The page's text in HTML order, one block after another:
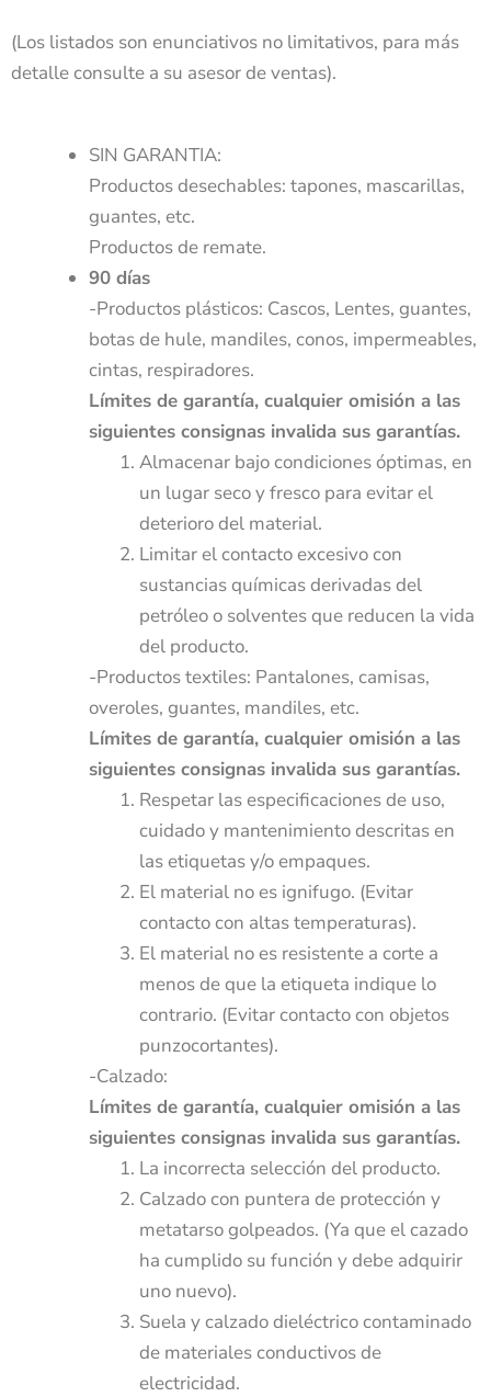
(Los listados son enunciativos no limitativos, para más
detalle consulte a su asesor de ventas).
SIN GARANTIA:
Productos desechables: tapones, mascarillas,
guantes, etc.
Productos de remate.
90 días
-Productos plásticos: Cascos, Lentes, guantes,
botas de hule, mandiles, conos, impermeables,
cintas, respiradores.
Límites de garantía, cualquier omisión a las
siguientes consignas invalida sus garantías.
Almacenar bajo condiciones óptimas, en
un lugar seco y fresco para evitar el
deterioro del material.
Limitar el contacto excesivo con
sustancias químicas derivadas del
petróleo o solventes que reducen la vida
del producto.
-Productos textiles: Pantalones, camisas,
overoles, guantes, mandiles, etc.
Límites de garantía, cualquier omisión a las
siguientes consignas invalida sus garantías.
Respetar las especificaciones de uso,
cuidado y mantenimiento descritas en
las etiquetas y/o empaques.
El material no es ignifugo. (Evitar
contacto con altas temperaturas).
El material no es resistente a corte a
menos de que la etiqueta indique lo
contrario. (Evitar contacto con objetos
punzocortantes).
-Calzado:
Límites de garantía, cualquier omisión a las
siguientes consignas invalida sus garantías.
La incorrecta selección del producto.
Calzado con puntera de protección y
metatarso golpeados. (Ya que el cazado
ha cumplido su función y debe adquirir
uno nuevo).
Suela y calzado dieléctrico contaminado
de materiales conductivos de
electricidad.